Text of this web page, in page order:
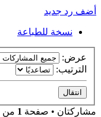
أضف رد جديد
نسخة للطباعة
عرض:
الترتيب:
مشاركتان • صفحة 1 من